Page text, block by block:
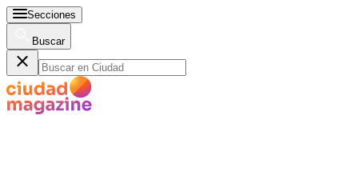
Secciones
Buscar